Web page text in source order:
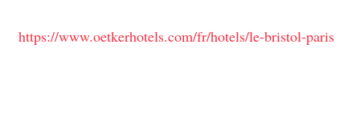
https://www.oetkerhotels.com/fr/hotels/le-bristol-paris